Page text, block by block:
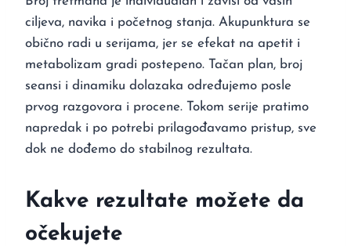
ciljeva, navika i početnog stanja. Akupunktura se
obično radi u serijama, jer se efekat na apetit i
metabolizam gradi postepeno. Tačan plan, broj
seansi i dinamiku dolazaka određujemo posle
prvog razgovora i procene. Tokom serije pratimo
napredak i po potrebi prilagođavamo pristup, sve
dok ne dođemo do stabilnog rezultata.
Kakve rezultate možete da
očekujete